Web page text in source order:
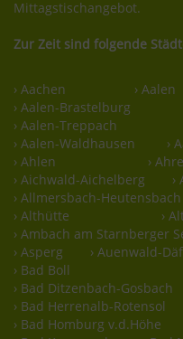
Mittagstischangebot.
Zur Zeit sind folgende
› Aachen › Aalen
› Aalen-Brastelburg
› Aalen-Treppach
› Aalen-Waldhausen
›
› Ahlen
›
› Aichwald-Aichelberg
›
› Allmersbach-Heutensbach
› Althütte
›
› Ambach am Starnberger
› Asperg
› Auenwald-
› Bad Boll
› Bad Ditzenbach-Gosbach
› Bad Herrenalb-Rotensol
› Bad Homburg v.d.Höhe